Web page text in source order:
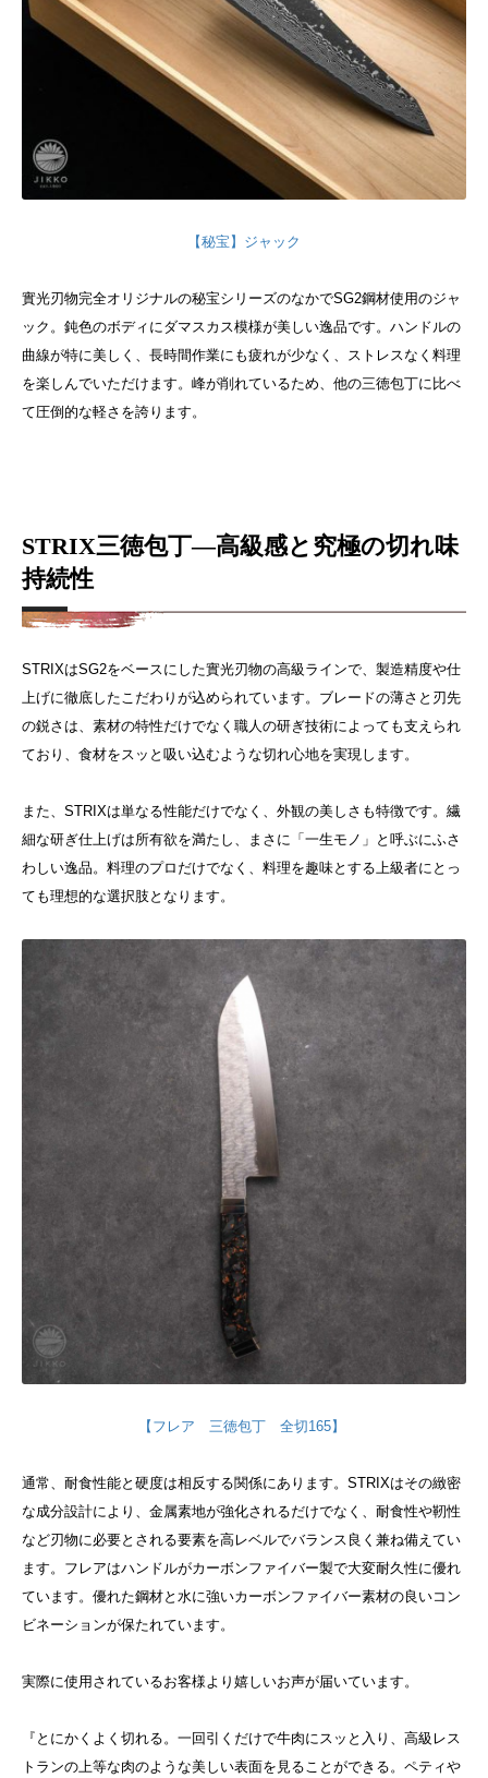
【秘宝】ジャック
實光刃物完全オリジナルの秘宝シリーズのなかでSG2鋼材使用のジャ
ック。 鈍色のボディにダマスカス模様が美しい逸品です。 ハンドルの
曲線が特に美しく、長時間作業にも疲れが少なく、ストレスなく料理
を楽しんでいただけます。峰が削れているため、他の三徳包丁に比べ
て圧倒的な軽さを誇ります。
STRIX三徳包丁―高級感と究極の切れ味
持続性
STRIXはSG2をベースにした實光刃物の高級ラインで、製造精度や仕
上げに徹底したこだわりが込められています。ブレードの薄さと刃先
の鋭さは、素材の特性だけでなく職人の研ぎ技術によっても支えられ
ており、食材をスッと吸い込むような切れ心地を実現します。
また、STRIXは単なる性能だけでなく、外観の美しさも特徴です。繊
細な研ぎ仕上げは所有欲を満たし、まさに「一生モノ」と呼ぶにふさ
わしい逸品。料理のプロだけでなく、料理を趣味とする上級者にとっ
ても理想的な選択肢となります。
【フレア 三徳包丁 全切165】
通常、耐食性能と硬度は相反する関係にあります。 STRIXはその緻密
な成分設計により、金属素地が強化されるだけでなく、耐食性や靭性
など刃物に必要とされる要素を高レベルでバランス良く兼ね備えてい
ます。 フレアはハンドルがカーボンファイバー製で大変耐久性に優れ
ています。優れた鋼材と水に強いカーボンファイバー素材の良いコン
ビネーションが保たれています。
実際に使用されているお客様より嬉しいお声が届いています。
『とにかくよく切れる。一回引くだけで牛肉にスッと入り、高級レス
トランの上等な肉のような美しい表面を見ることができる。ペティや